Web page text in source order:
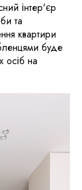
інтер'єр
та
квартири
буде
осіб на